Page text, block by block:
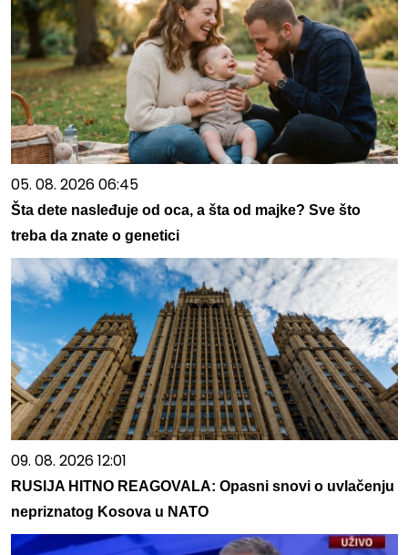
05. 08. 2026 06:45
Šta dete nasleđuje od oca, a šta od majke? Sve što
treba da znate o genetici
09. 08. 2026 12:01
RUSIJA HITNO REAGOVALA: Opasni snovi o uvlačenju
nepriznatog Kosova u NATO